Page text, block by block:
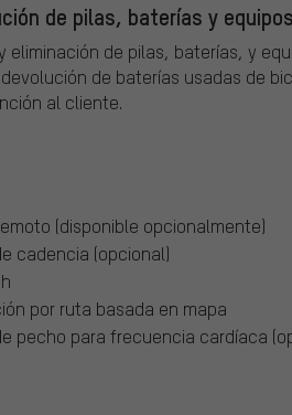
de pilas, baterías y
de pilas, baterías, y
de baterías usadas de
al cliente.
(disponible opcionalmente)
cadencia (opcional)
por ruta basada en mapa
pecho para frecuencia cardíaca